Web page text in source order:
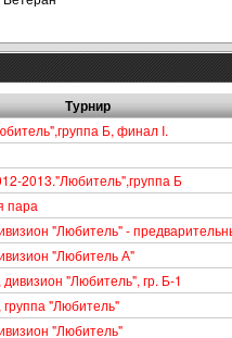
Турнир
Б, финал I.
2013."Любитель",группа Б
пара
"Любитель" -
"Любитель А"
"Любитель", гр. Б-1
"Любитель"
"Любитель"